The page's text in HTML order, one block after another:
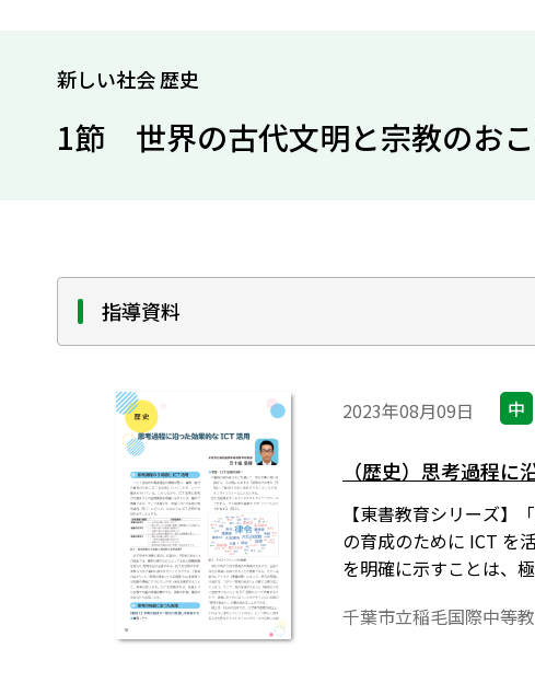
新しい社会 歴史
1節 世界の古代文明と宗教のお
指導資料
2023年08月09日 中
（歴史）思考過程
【東書教育シリーズ】
の育成のために ICT を
を明確に示すことは、
千葉市立稲毛国際中等